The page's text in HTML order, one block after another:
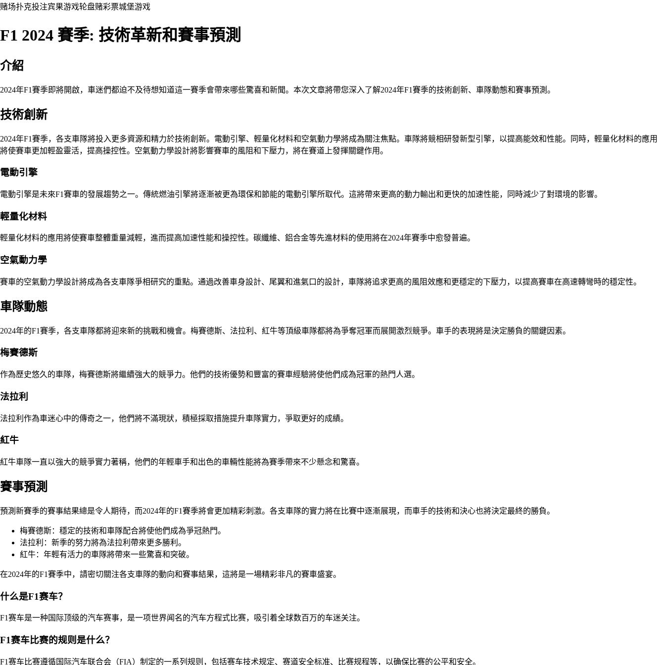
赌场扑克投注宾果游戏轮盘赌彩票城堡游戏
F1 2024 賽季: 技術革新和賽事預測
介紹
2024年F1賽季即將開啟，車迷們都迫不及待想知道這一賽季會帶來哪些驚喜和新聞。本次文章將帶您深入了解2024年F1賽季的技術創新、車隊動態和賽事預測。
技術創新
2024年F1賽季，各支車隊將投入更多資源和精力於技術創新。電動引擎、輕量化材料和空氣動力學將成為關注焦點。車隊將競相研發新型引擎，以提高能效和性能。同時，輕量化材料的應用
將使賽車更加輕盈靈活，提高操控性。空氣動力學設計將影響賽車的風阻和下壓力，將在賽道上發揮關鍵作用。
電動引擎
電動引擎是未來F1賽車的發展趨勢之一。傳統燃油引擎將逐漸被更為環保和節能的電動引擎所取代。這將帶來更高的動力輸出和更快的加速性能，同時減少了對環境的影響。
輕量化材料
輕量化材料的應用將使賽車整體重量減輕，進而提高加速性能和操控性。碳纖維、鋁合金等先進材料的使用將在2024年賽季中愈發普遍。
空氣動力學
賽車的空氣動力學設計將成為各支車隊爭相研究的重點。通過改善車身設計、尾翼和進氣口的設計，車隊將追求更高的風阻效應和更穩定的下壓力，以提高賽車在高速轉彎時的穩定性。
車隊動態
2024年的F1賽季，各支車隊都將迎來新的挑戰和機會。梅賽德斯、法拉利、紅牛等頂級車隊都將為爭奪冠軍而展開激烈競爭。車手的表現將是決定勝負的關鍵因素。
梅賽德斯
作為歷史悠久的車隊，梅賽德斯將繼續強大的競爭力。他們的技術優勢和豐富的賽車經驗將使他們成為冠軍的熱門人選。
法拉利
法拉利作為車迷心中的傳奇之一，他們將不滿現狀，積極採取措施提升車隊實力，爭取更好的成績。
紅牛
紅牛車隊一直以強大的競爭實力著稱，他們的年輕車手和出色的車輛性能將為賽季帶來不少懸念和驚喜。
賽事預測
預測新賽季的賽事結果總是令人期待，而2024年的F1賽季將會更加精彩刺激。各支車隊的實力將在比賽中逐漸展現，而車手的技術和決心也將決定最終的勝負。
梅賽德斯：穩定的技術和車隊配合將使他們成為爭冠熱門。
法拉利：新季的努力將為法拉利帶來更多勝利。
紅牛：年輕有活力的車隊將帶來一些驚喜和突破。
在2024年的F1賽季中，請密切關注各支車隊的動向和賽事結果，這將是一場精彩非凡的賽車盛宴。
什么是F1赛车？
F1赛车是一种国际顶级的汽车赛事，是一项世界闻名的汽车方程式比赛，吸引着全球数百万的车迷关注。
F1赛车比赛的规则是什么？
F1赛车比赛遵循国际汽车联合会（FIA）制定的一系列规则，包括赛车技术规定、赛道安全标准、比赛规程等，以确保比赛的公平和安全。